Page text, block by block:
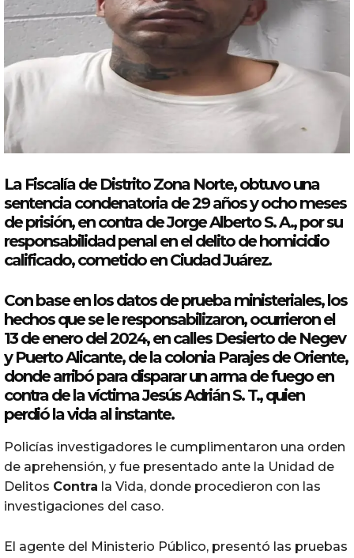
La Fiscalía de Distrito Zona Norte, obtuvo una
sentenciacondenatoria de 29añosy ocho meses
de prisión, encontrade Jorge Alberto S. A., por su
responsabilidad penal en el delito de homicidio
calificado, cometido enCiudadJuárez.
Con base en los datos de prueba ministeriales, los
hechos que se le responsabilizaron, ocurrieron el
13 de enero del 2024, en calles Desierto de Negev
y Puerto Alicante, de la colonia Parajes de Oriente,
donde arribó para disparar un arma de fuego en
contrade la víctima Jesús Adrián S. T., quien
perdió la vida al instante.
Policías investigadores le cumplimentaron una orden
de aprehensión, y fue presentado ante la Unidad de
Delitos Contra la Vida, donde procedieron con las
investigaciones del caso.
El agente del Ministerio Público, presentó las pruebas